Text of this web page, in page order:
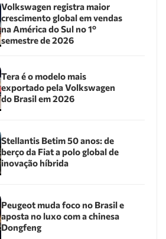
Volkswagen registra maior
crescimento global em vendas
na América do Sul no 1º
semestre de 2026
Tera é o modelo mais
exportado pela Volkswagen
do Brasil em 2026
Stellantis Betim 50 anos: de
berço da Fiat a polo global de
inovação híbrida
Peugeot muda foco no Brasil e
aposta no luxo com a chinesa
Dongfeng